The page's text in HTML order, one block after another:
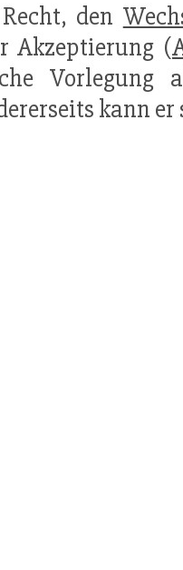
den
Akzeptierung (
Vorlegung
kann